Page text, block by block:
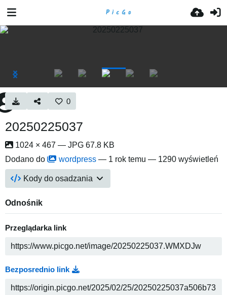
0
20250225037
1024 × 467 — JPG 67.8 KB
Dodano do
wordpress — 1 rok temu — 1290 wyświetleń
Kody do osadzania
Odnośnik
Przeglądarka link
Bezposrednio link